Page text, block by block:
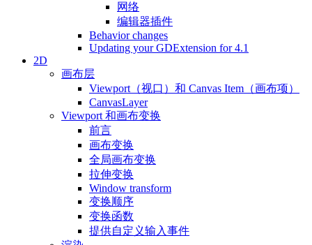
网络
编辑器插件
Behavior changes
Updating your GDExtension for 4.1
2D
画布层
Viewport（视口）和 Canvas Item（画布项）
CanvasLayer
Viewport 和画布变换
前言
画布变换
全局画布变换
拉伸变换
Window transform
变换顺序
变换函数
提供自定义输入事件